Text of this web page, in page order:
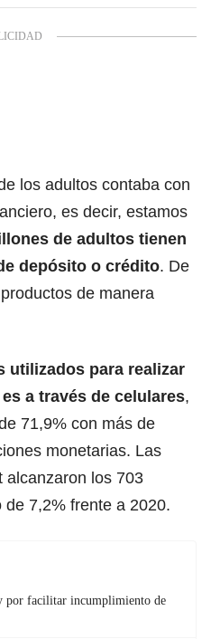
los adultos contaba con
es decir, estamos
de adultos tienen
depósito o crédito. De
de manera
utilizados para realizar
a través de celulares,
71,9% con más de
monetarias. Las
alcanzaron los 703
7,2% frente a 2020.
por facilitar incumplimiento de